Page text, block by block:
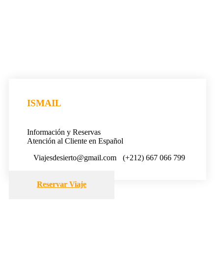
ISMAIL
Información y Reservas
Atención al Cliente en Español
Viajesdesierto@gmail.com
(+212) 667 066 799
Reservar Viaje